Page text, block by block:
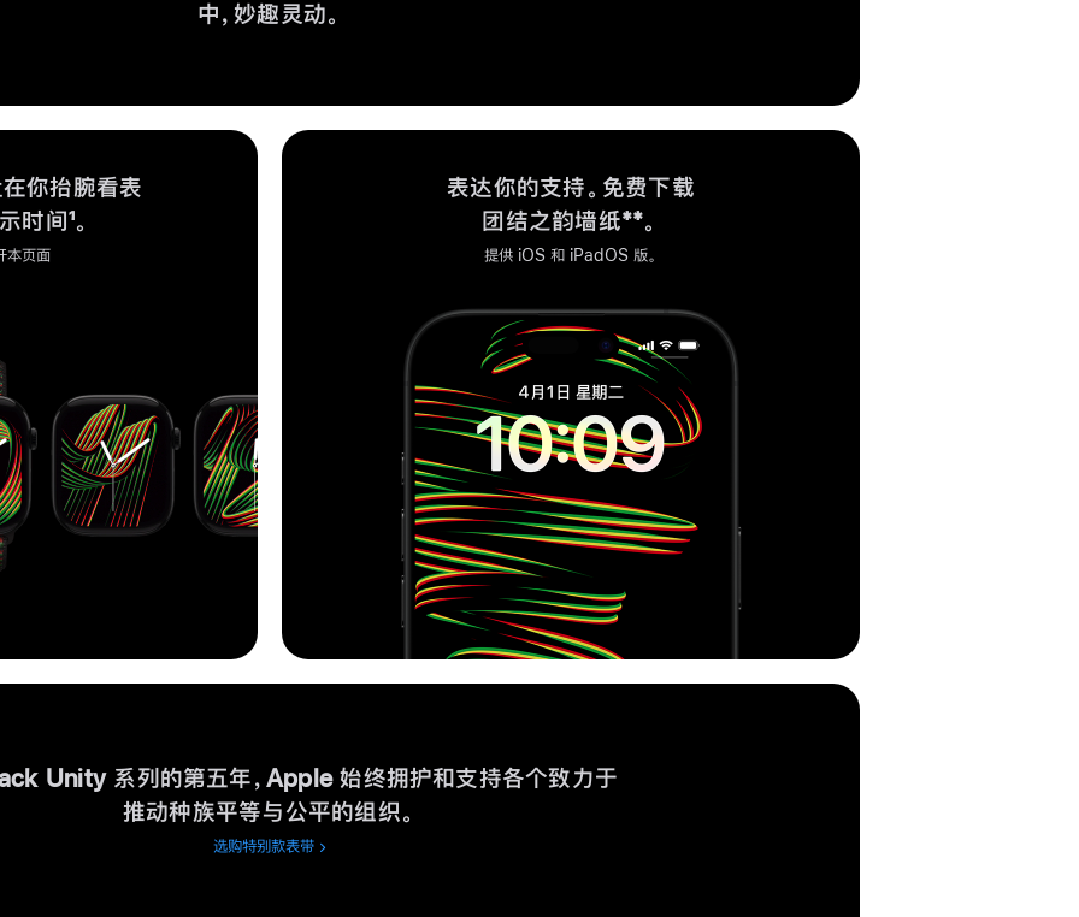
中，妙趣灵动。
你抬腕看表
时间¹。
本页面
表达你的支持。免费下载
团结之韵墙纸脚
注
**。
提供 iOS 和 iPadOS 版。
Unity 系列的第五年，Apple 始终拥护和支持各个致力于
推动种族平等与公平的组织。
选购特别款表带